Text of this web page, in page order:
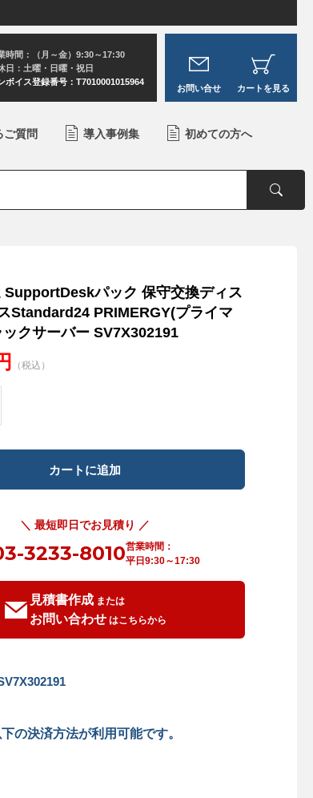
時間：（月～金）9:30～17:30
日：土曜・日曜・祝日
ボイス登録番号：T7010001015964
お問い合せ カートを見る
ご質問 導入事例集 初めての方へ
SupportDeskパック 保守交換ディス
Standard24 PRIMERGY(プライマ
クサーバー SV7X302191
（税込）
＼ 最短即日でお見積り ／
3233-8010営業時間：
平日9:30～17:30
見積書作成 または
お問い合わせ はこちらから
下の決済方法が利用可能です。